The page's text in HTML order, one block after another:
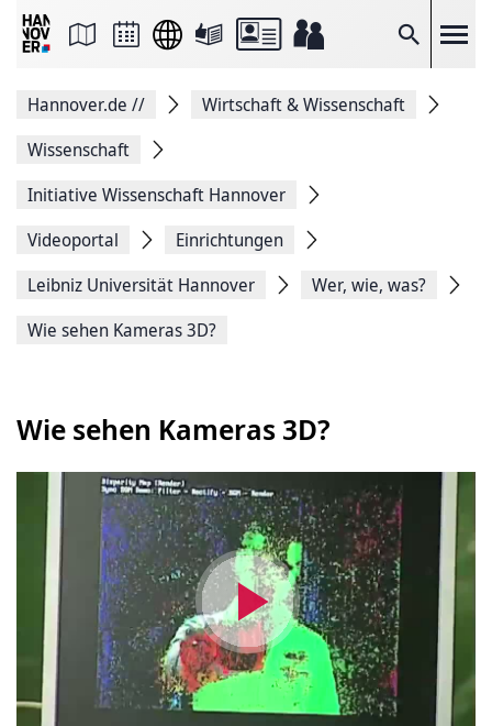
Suche
Seite
Facebook
teilen
Seitenlink
Seite
Hannover.de //
Wirtschaft & Wissenschaft
Wissenschaft
Initiative Wissenschaft Hannover
Videoportal
Einrichtungen
Leibniz Universität Hannover
Wer, wie, was?
Wie sehen Kameras 3D?
Wie sehen Kameras 3D?
Video
abspielen